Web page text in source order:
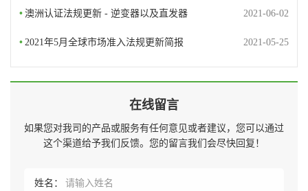
• 2021-06-02
澳洲认证法规更新 - 逆变器以及直发器
• 2021-05-25
2021年5月全球市场准入法规更新简报
在线留言
如果您对我司的产品或服务有任何意见或者建议，您可以通过
这个渠道给予我们反馈。您的留言我们会尽快回复！
姓名：